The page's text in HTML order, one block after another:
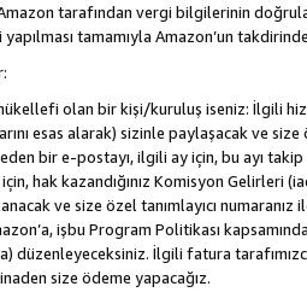
tarafından vergi bilgilerinin
tamamıyla Amazon’un
olan bir kişi/kuruluş iseniz: İlgili
esas alarak) sizinle paylaşacak ve
bir e-postayı, ilgili ay için, bu ayı
hak kazandığınız Komisyon Gelirleri
ve size özel tanımlayıcı
işbu Program Politikası
İlgili fatura
size ödeme yapacağız.